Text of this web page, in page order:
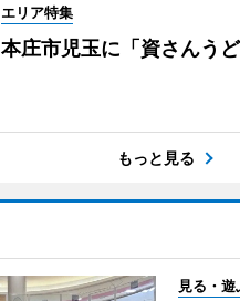
エリア特集
本庄市児玉に「資さんうど
もっと見る
見る・遊